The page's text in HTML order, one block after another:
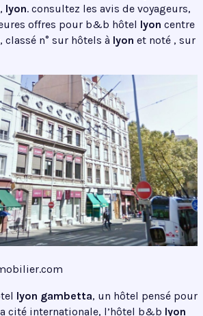
, lyon. consultez les avis de voyageurs,
offres pour b&b hôtel lyon centre
, classé n° sur hôtels à lyon et noté , sur
lyon gambetta, un hôtel pensé pour
cité internationale, l’hôtel b&b lyon